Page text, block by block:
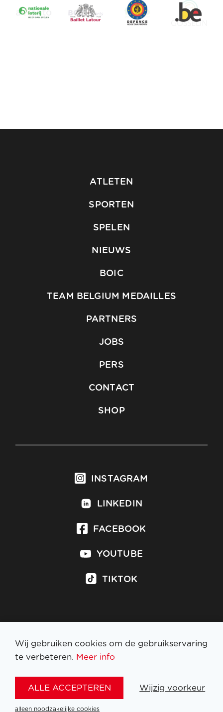
ATLETEN
SPORTEN
SPELEN
NIEUWS
BOIC
TEAM BELGIUM MEDAILLES
PARTNERS
JOBS
PERS
CONTACT
SHOP
INSTAGRAM
LINKEDIN
FACEBOOK
YOUTUBE
TIKTOK
Inschrijven op nieuwsbrief
Wij gebruiken cookies om de gebruikservaring
te verbeteren. Meer info
ALLE ACCEPTEREN Wijzig voorkeur
alleen noodzakelijke cookies